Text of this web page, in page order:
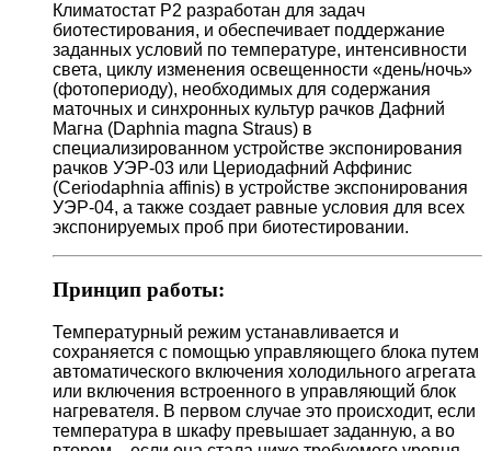
Климатостат Р2 разработан для задач
биотестирования, и обеспечивает поддержание
заданных условий по температуре, интенсивности
света, циклу изменения освещенности «день/ночь»
(фотопериоду), необходимых для содержания
маточных и синхронных культур рачков Дафний
Магна (Daphnia magna Straus) в
специализированном устройстве экспонирования
рачков УЭР-03 или Цериодафний Аффинис
(Ceriodaphnia affinis) в устройстве экспонирования
УЭР-04, а также создает равные условия для всех
экспонируемых проб при биотестировании.
Принцип работы:
Температурный режим устанавливается и
сохраняется с помощью управляющего блока путем
автоматического включения холодильного агрегата
или включения встроенного в управляющий блок
нагревателя. В первом случае это происходит, если
температура в шкафу превышает заданную, а во